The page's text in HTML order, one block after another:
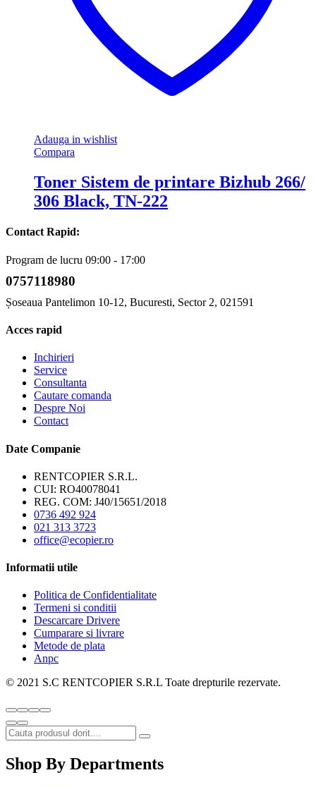
Adauga in wishlist
Compara
Toner Sistem de printare Bizhub 266/
306 Black, TN-222
Contact Rapid:
Program de lucru 09:00 - 17:00
0757118980
Șoseaua Pantelimon 10-12, Bucuresti, Sector 2, 021591
Acces rapid
Inchirieri
Service
Consultanta
Cautare comanda
Despre Noi
Contact
Date Companie
RENTCOPIER S.R.L.
CUI: RO40078041
REG. COM: J40/15651/2018
0736 492 924
021 313 3723
office@ecopier.ro
Informatii utile
Politica de Confidentialitate
Termeni si conditii
Descarcare Drivere
Cumparare si livrare
Metode de plata
Anpc
© 2021 S.C RENTCOPIER S.R.L Toate drepturile rezervate.
Shop By Departments